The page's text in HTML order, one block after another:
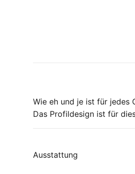
Wie eh und je ist für jedes
Das Profildesign ist für
Ausstattung